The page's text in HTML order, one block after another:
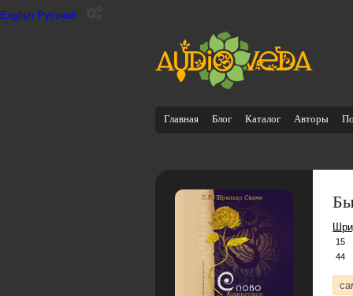
English Русский
Главная Блог Каталог Авторы
15
44